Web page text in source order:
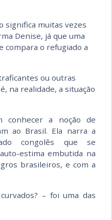
significa muitas vezes
Denise, já que uma
compara o refugiado a
ou outras
na realidade, a situação
conhecer a noção de
ao Brasil. Ela narra a
congolês que se
estima embutida na
brasileiros, e com a
– foi uma das